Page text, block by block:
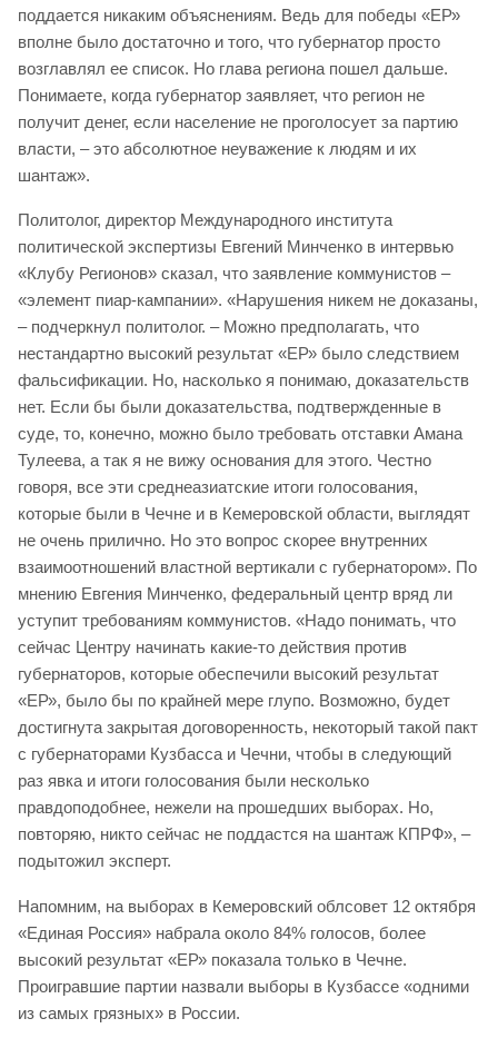
поддается никаким объяснениям. Ведь для победы «ЕР»
вполне было достаточно и того, что губернатор просто
возглавлял ее список. Но глава региона пошел дальше.
Понимаете, когда губернатор заявляет, что регион не
получит денег, если население не проголосует за партию
власти, – это абсолютное неуважение к людям и их
шантаж».
Политолог, директор Международного института
политической экспертизы Евгений Минченко в интервью
«Клубу Регионов» сказал, что заявление коммунистов –
«элемент пиар-кампании». «Нарушения никем не доказаны,
– подчеркнул политолог. – Можно предполагать, что
нестандартно высокий результат «ЕР» было следствием
фальсификации. Но, насколько я понимаю, доказательств
нет. Если бы были доказательства, подтвержденные в
суде, то, конечно, можно было требовать отставки Амана
Тулеева, а так я не вижу основания для этого. Честно
говоря, все эти среднеазиатские итоги голосования,
которые были в Чечне и в Кемеровской области, выглядят
не очень прилично. Но это вопрос скорее внутренних
взаимоотношений властной вертикали с губернатором». По
мнению Евгения Минченко, федеральный центр вряд ли
уступит требованиям коммунистов. «Надо понимать, что
сейчас Центру начинать какие-то действия против
губернаторов, которые обеспечили высокий результат
«ЕР», было бы по крайней мере глупо. Возможно, будет
достигнута закрытая договоренность, некоторый такой пакт
с губернаторами Кузбасса и Чечни, чтобы в следующий
раз явка и итоги голосования были несколько
правдоподобнее, нежели на прошедших выборах. Но,
повторяю, никто сейчас не поддастся на шантаж КПРФ», –
подытожил эксперт.
Напомним, на выборах в Кемеровский облсовет 12 октября
«Единая Россия» набрала около 84% голосов, более
высокий результат «ЕР» показала только в Чечне.
Проигравшие партии назвали выборы в Кузбассе «одними
из самых грязных» в России.